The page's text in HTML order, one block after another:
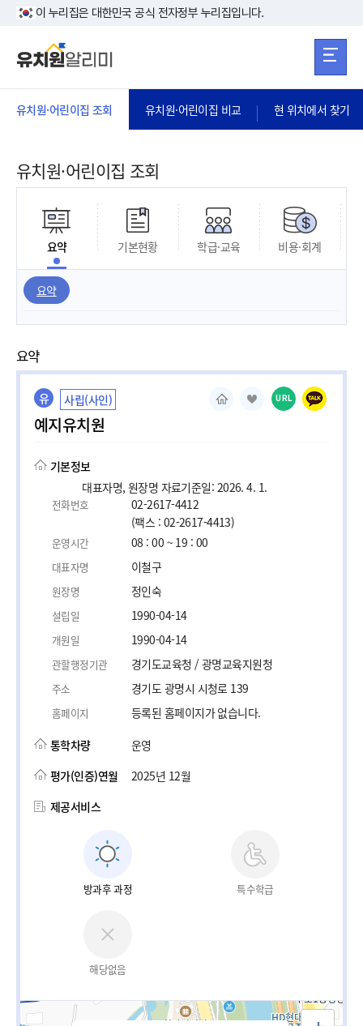
본문 바로가기
이 누리집은 대한민국 공식 전자정부 누리집입니다.
유치원·어린이집 조회 유치원·어린이집 비교 현 위치에서 찾기
유치원·어린이집 조회
요약 기본현황 학급·교육 비용·회계
요약
요약
유 사립(사인)
예지유치원
URL
기본정보
대표자명, 원장명 자료기준일: 2026. 4. 1.
전화번호
02-2617-4412
(팩스 : 02-2617-4413)
운영시간 08 : 00 ~ 19 : 00
대표자명 이철구
원장명 정인숙
설립일 1990-04-14
개원일 1990-04-14
관할행정기관 경기도교육청 / 광명교육지원청
주소 경기도 광명시 시청로 139
홈페이지
등록된 홈페이지가 없습니다.
통학차량
운영
평가(인증)연월
2025년 12월
제공서비스
방과후 과정 특수학급
해당없음